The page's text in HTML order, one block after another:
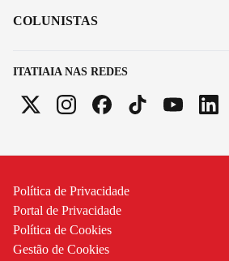
ITATIAIA NAS REDES
COLUNISTAS
Política de Privacidade
Portal de Privacidade
Política de Cookies
Gestão de Cookies